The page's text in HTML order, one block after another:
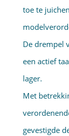
toe te
De drempel
een actief
lager.
Met
gevestigde